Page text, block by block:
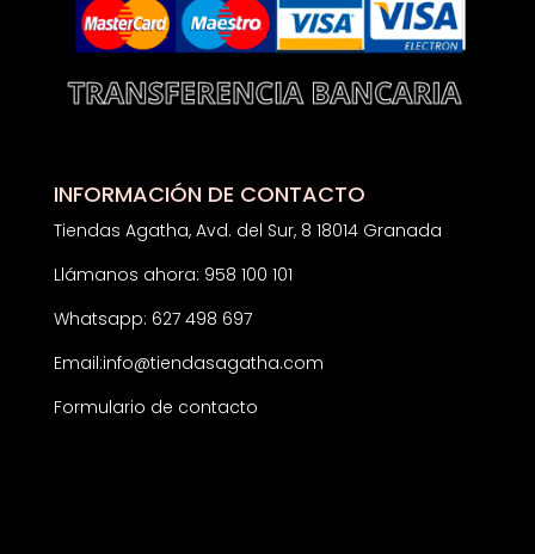
INFORMACIÓN DE CONTACTO
Tiendas Agatha, Avd. del Sur, 8 18014 Granada
Llámanos ahora: 958 100 101
Whatsapp: 627 498 697
Email:info@tiendasagatha.com
Formulario de contacto